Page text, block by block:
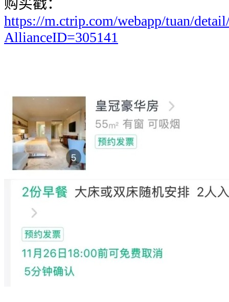
购买戳：
https://m.ctrip.com/webapp/tuan/
AllianceID=305141